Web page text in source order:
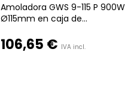
Amoladora GWS 9-115 P 900W
Ø115mm en caja de...
106,65 € IVA incl.